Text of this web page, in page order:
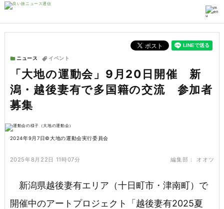
ニュース イベント
「大地の運動会」9月20日開催 新
潟・越後妻有で多国籍の交流 参加者
募集
2024年9月7日©大地の運動会実行委員会
2025年8月22日 11時07分 編集部： オオツ
新潟県越後妻有エリア（十日町市・津南町）で
開催中のアートプロジェクト「越後妻有2025夏